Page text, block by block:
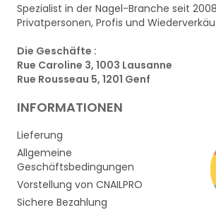
Spezialist in der Nagel-Branche seit
Privatpersonen, Profis und
Die Geschäfte :
Rue Caroline 3, 1003 Lausanne
Rue Rousseau 5, 1201 Genf
INFORMATIONEN
Lieferung
Allgemeine
Geschäftsbedingungen
Vorstellung von CNAILPRO
Sichere Bezahlung